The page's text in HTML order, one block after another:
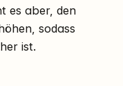
es aber, den
sodass
ist.